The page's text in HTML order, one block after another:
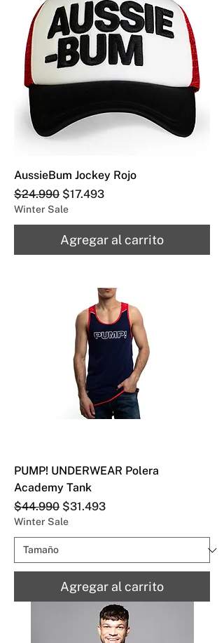
AussieBum Jockey Rojo
Precio
$24.990 Precio de oferta
$17.493
Winter Sale
Agregar al carrito
PUMP! UNDERWEAR Polera
Academy Tank
Precio
$44.990 Precio de oferta
$31.493
Winter Sale
Agregar al carrito